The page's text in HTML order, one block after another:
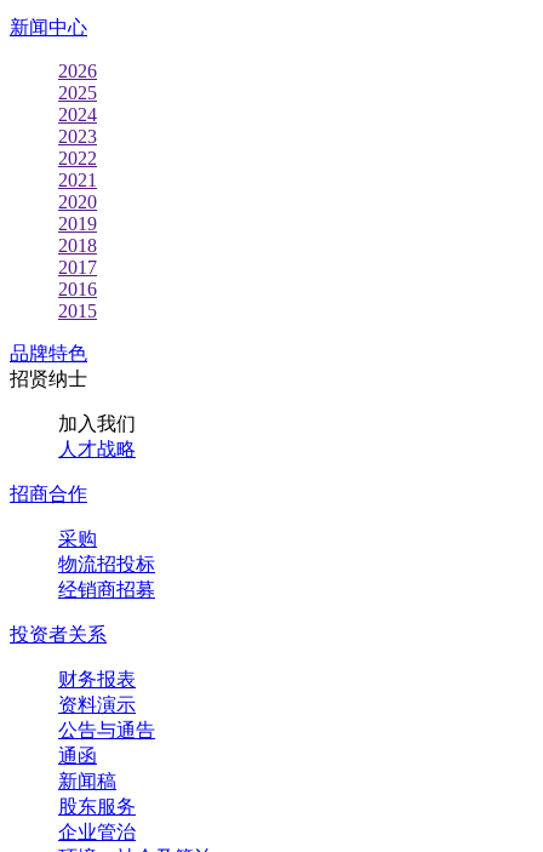
新闻中心
2026
2025
2024
2023
2022
2021
2020
2019
2018
2017
2016
2015
品牌特色
招贤纳士
加入我们
人才战略
招商合作
采购
物流招投标
经销商招募
投资者关系
财务报表
资料演示
公告与通告
通函
新闻稿
股东服务
企业管治